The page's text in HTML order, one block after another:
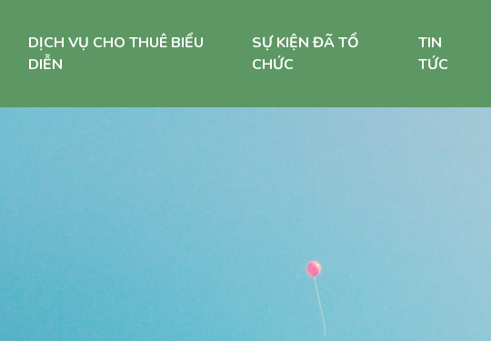
DỊCH VỤ CHO THUÊ BIỂU
DIỄN
SỰ KIỆN ĐÃ TỔ
CHỨC
TIN
TỨC